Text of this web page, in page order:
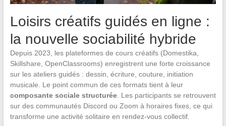
Loisirs créatifs guidés en ligne :
la nouvelle sociabilité hybride
Depuis 2023, les plateformes de cours créatifs (Domestika,
Skillshare, OpenClassrooms) enregistrent une forte croissance
sur les ateliers guidés : dessin, écriture, couture, initiation
musicale. Le point commun de ces formats tient à leur
composante sociale structurée. Les participants se retrouvent
sur des communautés Discord ou Zoom à horaires fixes, ce qui
transforme une activité solitaire en rendez-vous collectif.